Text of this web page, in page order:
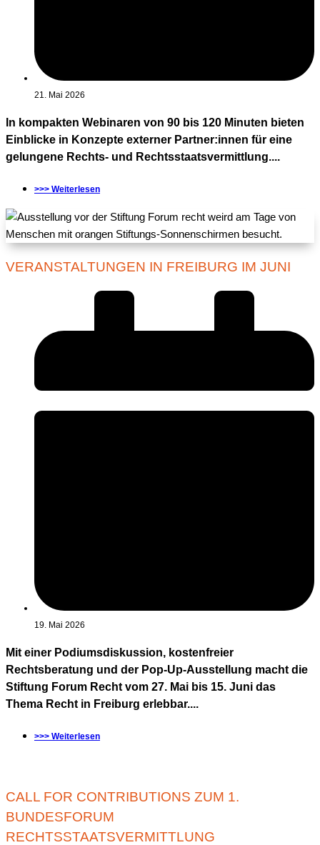
21. Mai 2026
In kompakten Webinaren von 90 bis 120 Minuten bieten
Einblicke in Konzepte externer Partner:innen für eine
gelungene Rechts- und Rechtsstaatsvermittlung....
>>> Weiterlesen
VERANSTALTUNGEN IN FREIBURG IM JUNI
19. Mai 2026
Mit einer Podiumsdiskussion, kostenfreier
Rechtsberatung und der Pop-Up-Ausstellung macht die
Stiftung Forum Recht vom 27. Mai bis 15. Juni das
Thema Recht in Freiburg erlebbar....
>>> Weiterlesen
CALL FOR CONTRIBUTIONS ZUM 1.
BUNDESFORUM
RECHTSSTAATSVERMITTLUNG